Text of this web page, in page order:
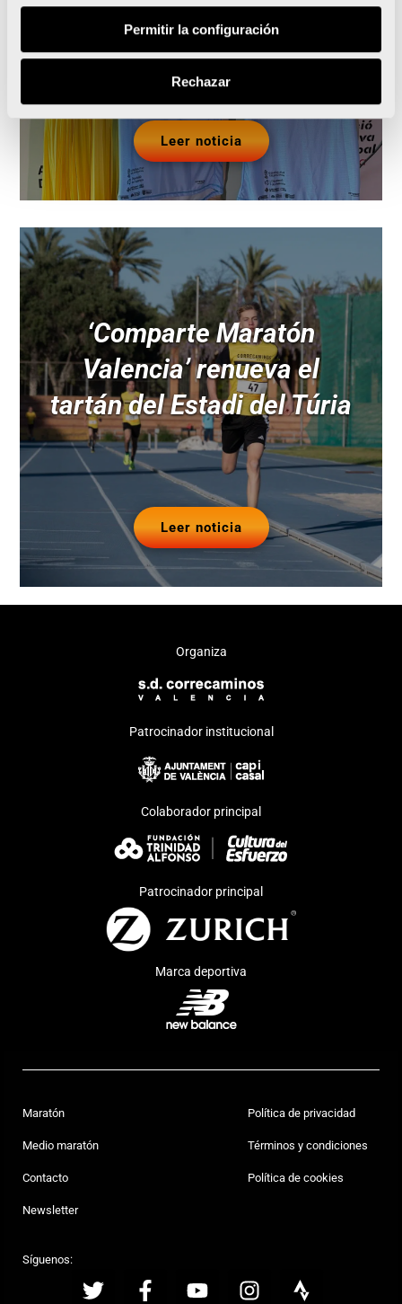
Permitir la configuración
Rechazar
para ayudar a la
estabilidad del club
Leer noticia
‘Comparte Maratón
Valencia’ renueva el
tartán del Estadi del Túria
Leer noticia
Organiza
Patrocinador institucional
Colaborador principal
Patrocinador principal
Marca deportiva
Maratón
Medio maratón
Contacto
Newsletter
Política de privacidad
Términos y condiciones
Política de cookies
Síguenos: